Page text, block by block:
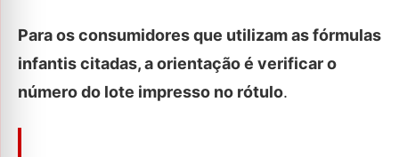
Para os consumidores que utilizam as fórmulas
infantis citadas, a orientação é verificar o
número do lote impresso no rótulo.